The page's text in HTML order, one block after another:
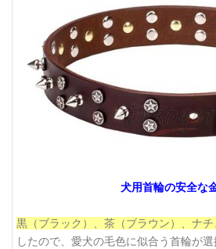
犬用首輪の安全な
黒（ブラック）、茶（ブラウン）、ナ
したので、愛犬の毛色に似合う首輪が選